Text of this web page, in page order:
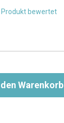
Produkt bewertet
Warenkorb